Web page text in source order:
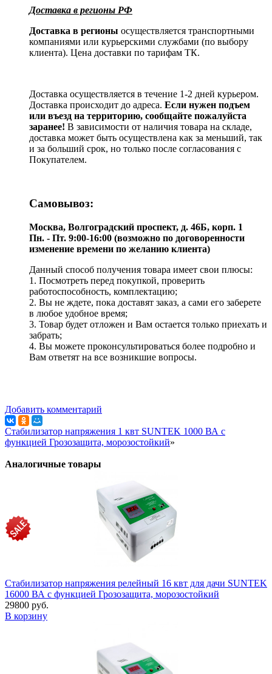
Доставка в регионы РФ
Доставка в регионы осуществляется транспортными
компаниями или курьерскими службами (по выбору
клиента). Цена доставки по тарифам ТК.
Доставка осуществляется в течение 1-2 дней курьером.
Доставка происходит до адреса. Если нужен подъем
или въезд на территорию, сообщайте пожалуйста
заранее! В зависимости от наличия товара на складе,
доставка может быть осуществлена как за меньший, так
и за больший срок, но только после согласования с
Покупателем.
Самовывоз:
Москва, Волгоградский проспект, д. 46Б, корп. 1
Пн. - Пт. 9:00-16:00 (возможно по договоренности
изменение времени по желанию клиента)
Данный способ получения товара имеет свои плюсы:
1. Посмотреть перед покупкой, проверить
работоспособность, комплектацию;
2. Вы не ждете, пока доставят заказ, а сами его заберете
в любое удобное время;
3. Товар будет отложен и Вам остается только приехать и
забрать;
4. Вы можете проконсультироваться более подробно и
Вам ответят на все возникшие вопросы.
Добавить комментарий
Стабилизатор напряжения 1 квт SUNTEK 1000 ВА с
функцией Грозозащита, морозостойкий»
Аналогичные товары
Стабилизатор напряжения релейный 16 квт для дачи SUNTEK
16000 ВА с функцией Грозозащита, морозостойкий
29800 руб.
В корзину